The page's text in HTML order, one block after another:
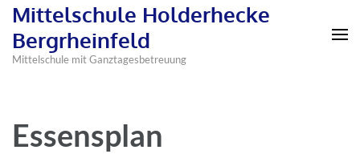
Mittelschule Holderhecke
Bergrheinfeld
Mittelschule mit Ganztagesbetreuung
Essensplan